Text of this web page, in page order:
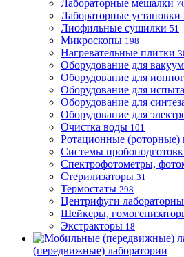
Лабораторные мешалки
Лабораторные установки
Лиофильные сушилки 51
Микроскопы 198
Нагревательные плитки
Оборудование для
Оборудование для
Оборудование для
Оборудование для
Оборудование для
Очистка воды 101
Ротационные (роторные)
Системы
Спектрофотометры,
Стерилизаторы 31
Термостаты 298
Центрифуги
Шейкеры,
Экстракторы 18
(передвижные) лаборатории